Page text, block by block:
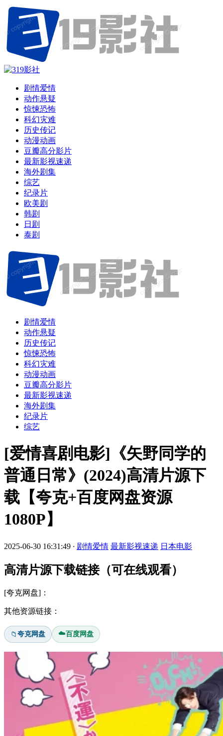
剧情爱情
动作悬疑
惊悚恐怖
科幻灾难
历史传记
动漫动画
豆瓣高分影片
最新影视速递
海外剧集
综艺
纪录片
欧美剧
韩剧
日剧
泰剧
剧情爱情
动作悬疑
历史传记
惊悚恐怖
科幻灾难
动漫动画
豆瓣高分影片
最新影视速递
海外剧集
纪录片
综艺
[爱情喜剧电影]《矢野同学的
普通日常》(2024)高清片源下
载【夸克+百度网盘资源
1080P】
2025-06-30 16:31:49 · 剧情爱情 最新影视速递 日本电影
高清片源下载链接（可在线观看）
[夸克网盘]：
其他资源链接：
📁夸克网盘 ☁️百度网盘